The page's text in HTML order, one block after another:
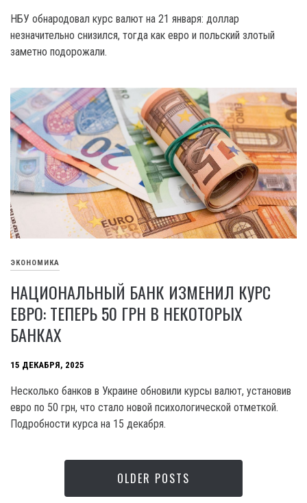
НБУ обнародовал курс валют на 21 января: доллар
незначительно снизился, тогда как евро и польский злотый
заметно подорожали.
ЭКОНОМИКА
НАЦИОНАЛЬНЫЙ БАНК ИЗМЕНИЛ КУРС
ЕВРО: ТЕПЕРЬ 50 ГРН В НЕКОТОРЫХ
БАНКАХ
15 ДЕКАБРЯ, 2025
Несколько банков в Украине обновили курсы валют, установив
евро по 50 грн, что стало новой психологической отметкой.
Подробности курса на 15 декабря.
OLDER POSTS